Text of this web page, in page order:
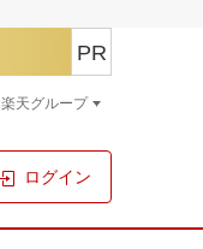
ログイン
PR
楽天グループ